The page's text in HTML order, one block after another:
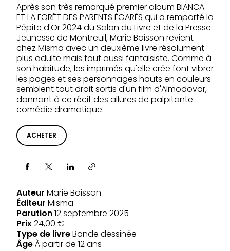
Après son très remarqué premier album BIANCA
ET LA FORÊT DES PARENTS ÉGARÉS qui a remporté la
Pépite d'Or 2024 du Salon du Livre et de la Presse
Jeunesse de Montreuil, Marie Boisson revient
chez Misma avec un deuxième livre résolument
plus adulte mais tout aussi fantaisiste. Comme à
son habitude, les imprimés qu'elle crée font vibrer
les pages et ses personnages hauts en couleurs
semblent tout droit sortis d'un film d'Almodovar,
donnant à ce récit des allures de palpitante
comédie dramatique.
ACHETER
Partager via
Auteur Marie Boisson
Éditeur Misma
Parution12 septembre 2025
Prix24,00 €
Type de livreBande dessinée
ÂgeÀ partir de 12 ans